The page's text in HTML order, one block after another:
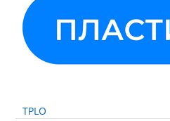
TPLO